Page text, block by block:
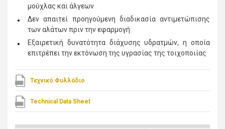
μούχλας και άλγεων
Δεν απαιτεί προηγούμενη διαδικασία αντιμετώπισης
των αλάτων πριν την εφαρμογή
Εξαιρετική δυνατότητα διάχυσης υδρατμών, η οποία
επιτρέπει την εκτόνωση της υγρασίας της τοιχοποιίας
Τεχνικό Φυλλάδιο
Technical Data Sheet